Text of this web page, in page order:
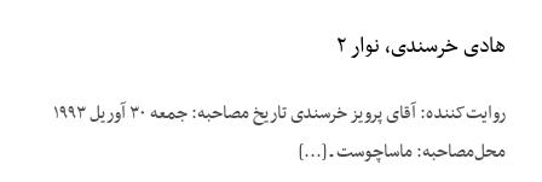
هادی خرسندی، نوار ۲
روایت‌کننده: آقای پرویز خرسندی تاریخ مصاحبه: جمعه ۳۰ آوریل ۱۹۹۳
محل‌مصاحبه: ماساچوست ـ [...]